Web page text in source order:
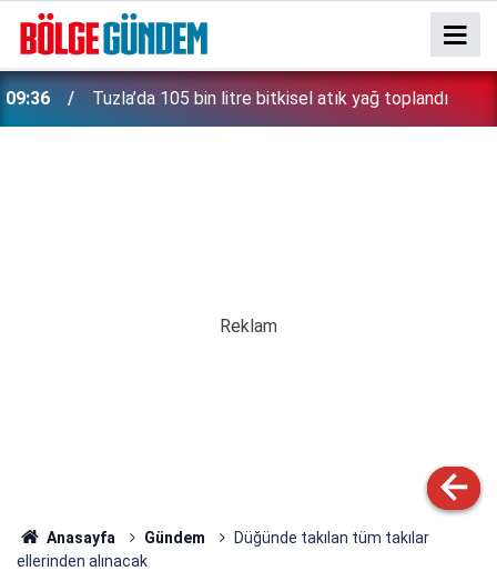
09:36 Tuzla’da 105 bin litre bitkisel atık yağ toplandı
Anasayfa Gündem
Düğünde takılan tüm takılar
ellerinden alınacak